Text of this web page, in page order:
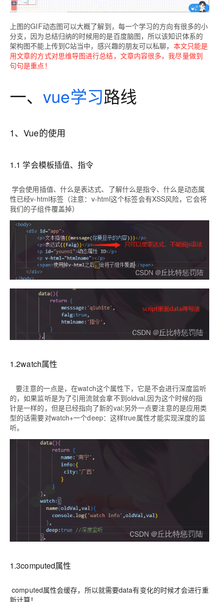
上图的GIF动态图可以大概了解到，每一个学习的方向有很多的小
分支，因为总结归纳的时候用的是百度脑图，所以该知识体系的
架构图不能上传到C站当中，感兴趣的朋友可以私聊， 本文只能是
用文章的方式对思维导图进行总结，文章内容很多，我尽量做到
句句是重点！
一、vue学习路线
1、Vue的使用
1.1 学会模板插值、指令
学会使用插值、什么是表达式、了解什么是指令、什么是动态属
性已经v-html标签（注意：v-html这个标签会有XSS风险，它会将
我们的子组件覆盖掉）
1.2watch属性
要注意的一点是，在watch这个属性下，它是不会进行深度监听
的，如果监听是为了引用流就会拿不到oldval,因为这个时候的指
针是一样的，但是已经指向了新的val;另外一点要注意的是应用类
型的话需要对watch+一个deep：这样true属性才能实现深度的监
听。
1.3computed属性
computed属性会缓存，所以就需要data有变化的时候才会进行重
新计算！